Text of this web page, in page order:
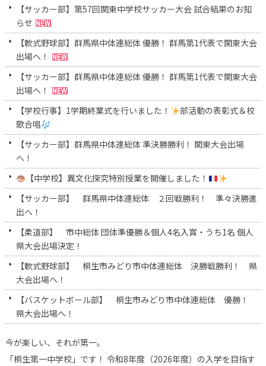
【サッカー部】第57回関東中学校サッカー大会 試合結果のお知
らせ
【軟式野球部】群馬県中体連総体 優勝！ 群馬第1代表で関東大会
出場へ！
【サッカー部】群馬県中体連総体 優勝！ 群馬第1代表で関東大会
出場へ！
【学校行事】1学期終業式を行いました！
部活動の表彰式＆校
歌合唱
【サッカー部】群馬県中体連総体 準決勝勝利！ 関東大会出場
へ！
【中学校】異文化探究特別授業を開催しました！
【サッカー部】 群馬県中体連総体 ２回戦勝利！ 準々決勝進
出へ！
【柔道部】 市中総体 団体準優勝＆個人4名入賞・うち1名 個人
県大会出場決定！
【軟式野球部】 桐生市みどり市中体連総体 決勝戦勝利！ 県
大会出場へ！
【バスケットボール部】 桐生市みどり市中体連総体 優勝！
県大会出場へ！
今が楽しい、それが第一。
「桐生第一中学校」です！ 令和8年度（2026年度）の入学を目指す